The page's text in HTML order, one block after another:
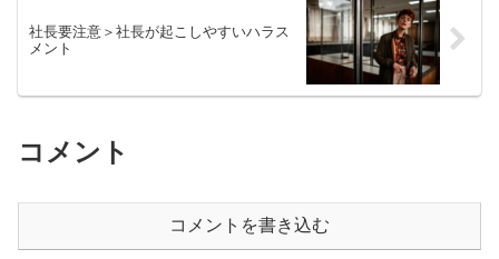
社長要注意＞社長が起こしやすいハラス
メント
コメント
コメントを書き込む